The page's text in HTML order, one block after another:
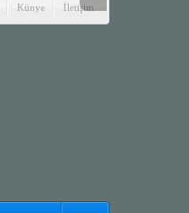
Künye İletişim